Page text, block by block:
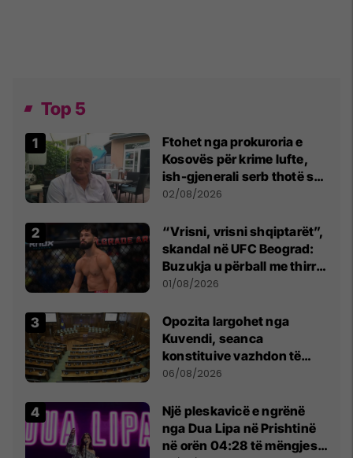
Top 5
Ftohet nga prokuroria e
Kosovës për krime lufte,
ish-gjenerali serb thotë se
dikush e tradhtoi në
02/08/2026
“Vrisni, vrisni shqiptarët”,
skandal në UFC Beograd:
Buzukja u përball me thirrje
anti-shqiptare nga
01/08/2026
Opozita largohet nga
Kuvendi, seanca
konstituive vazhdon të
shtunën në orën 11:00
06/08/2026
Një pleskavicë e ngrënë
nga Dua Lipa në Prishtinë
në orën 04:28 të mëngjesit